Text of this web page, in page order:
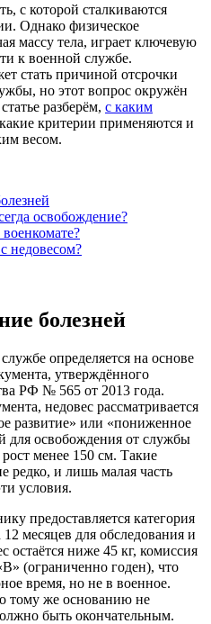
с которой сталкиваются
Однако физическое
массу тела, играет ключевую
к военной службе.
стать причиной отсрочки
но этот вопрос окружён
разберём, с каким
критерии применяются и
весом.
освобождение?
недовесом?
болезней
определяется на основе
утверждённого
РФ № 565 от 2013 года.
недовес рассматривается
развитие» или «пониженное
для освобождения от службы
менее 150 см. Такие
редко, и лишь малая часть
условия.
предоставляется категория
месяцев для обследования и
остаётся ниже 45 кг, комиссия
(ограниченно годен), что
время, но не в военное.
тому же основанию не
быть окончательным.